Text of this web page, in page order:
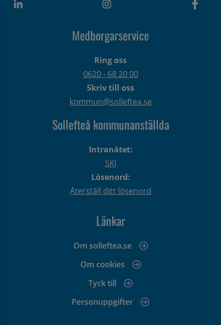
Medborgarservice
Ring oss
0620 - 68 20 00
Skriv till oss
kommun@solleftea.se
Sollefteå kommunanställda
Intranätet:
SKI
Lösenord:
Återställ ditt lösenord
Länkar
Om solleftea.se
Om cookies
Tyck till
Personuppgifter